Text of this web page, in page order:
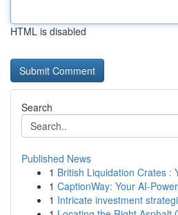
HTML is disabled
Search
Published News
1 British Liquidation Crates :
1 CaptionWay: Your AI-
1 Intricate investment